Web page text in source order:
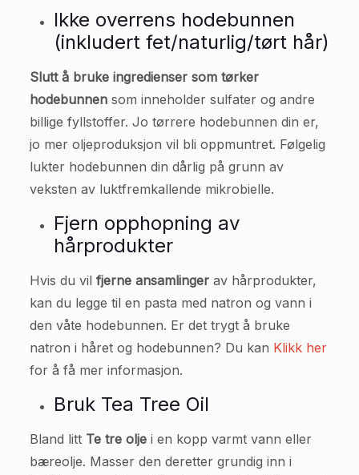
Ikke overrens hodebunnen
(inkludert fet/naturlig/tørt hår)
Slutt å bruke ingredienser som tørker
hodebunnensom inneholder sulfater og andre
billige fyllstoffer. Jo tørrere hodebunnen din er,
jo mer oljeproduksjon vil bli oppmuntret. Følgelig
lukter hodebunnen din dårlig på grunn av
veksten av luktfremkallende mikrobielle.
Fjern opphopning av
hårprodukter
Hvis du vil fjerne ansamlingerav hårprodukter,
kan du legge til en pasta med natron og vann i
den våte hodebunnen. Er det trygt å bruke
natron i håret og hodebunnen? Du kan Klikk her
for å få mer informasjon.
Bruk Tea Tree Oil
Bland litt Te tre oljei en kopp varmt vann eller
bæreolje. Masser den deretter grundig inn i